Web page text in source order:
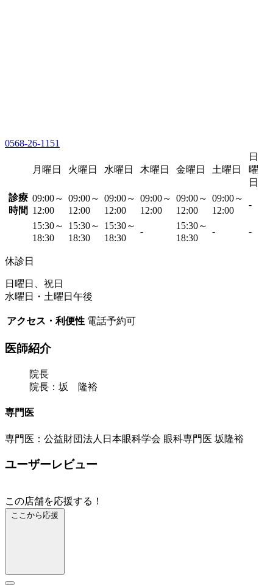
0568-26-1151
月曜日 火曜日 水曜日 木曜日 金曜日 土曜日
日
曜
日
診療
時間
09:00～
12:00
09:00～
12:00
09:00～
12:00
09:00～
12:00
09:00～
12:00
09:00～
12:00
-
15:30～
18:30
15:30～
18:30
15:30～
18:30
-
15:30～
18:30
- -
休診日
日曜日、祝日
水曜日・土曜日午後
アクセス・利便性 電話予約可
医師紹介
院長
院長：坂 隆裕
専門医
専門医：公益財団法人日本眼科学会 眼科専門医 坂隆裕
ユーザーレビュー
この店舗を応援する！
ここから応援